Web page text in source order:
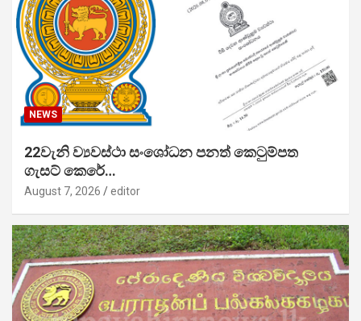
NEWS
22වැනි ව්‍යවස්ථා සංශෝධන පනත් කෙටුම්පත
ගැසට් කෙරේ…
August 7, 2026 editor